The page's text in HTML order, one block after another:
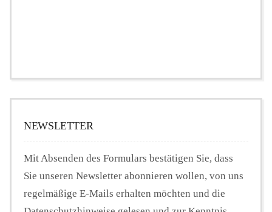
NEWSLETTER
Mit Absenden des Formulars bestätigen Sie, dass
Sie unseren Newsletter abonnieren wollen, von uns
regelmäßige E-Mails erhalten möchten und die